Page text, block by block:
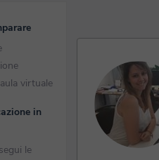
virtuale
in
le